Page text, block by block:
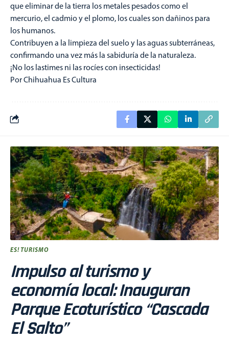
que eliminar de la tierra los metales pesados como el
mercurio, el cadmio y el plomo, los cuales son dañinos para
los humanos.
Contribuyen a la limpieza del suelo y las aguas subterráneas,
confirmando una vez más la sabiduría de la naturaleza.
¡No los lastimes ni las rocíes con insecticidas!
Por Chihuahua Es Cultura
ES! TURISMO
Impulso al turismo y
economía local: Inauguran
Parque Ecoturístico “Cascada
El Salto”